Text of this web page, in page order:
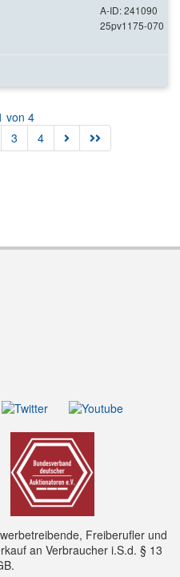
A-ID: 241090
25pv1175-070
von 4
3 4
Freiberufler und
an Verbraucher i.S.d. § 13